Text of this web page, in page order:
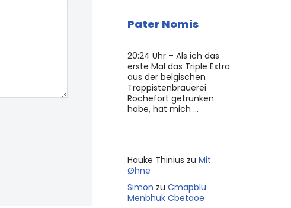
Pater Nomis
20:24 Uhr – Als ich das
erste Mal das Triple Extra
aus der belgischen
Trappistenbrauerei
Rochefort getrunken
habe, hat mich …
Hauke Thinius zu Mit
Øhne
Simon zu Cmapblu
Menbhuk Cbetaoe